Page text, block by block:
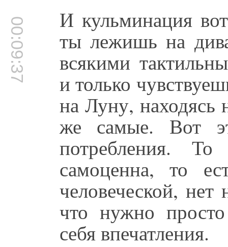
00:09:37 И кульминация
ты лежишь на
всякими
и только
на Луну, находясь
же самые. Вот
потребления.
самоценна, то
человеческой,
что нужно
себя впечатления.